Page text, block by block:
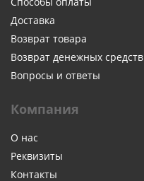
Доставка
Возврат товара
Возврат денежных средств
Вопросы и ответы
Компания
О нас
Реквизиты
Контакты